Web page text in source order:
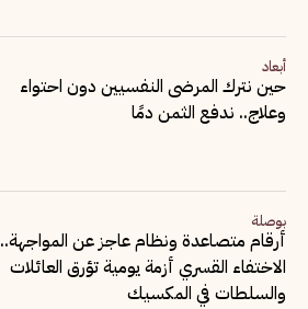
أبعاد
حين نترك المرضى النفسيين دون احتواء
وعلاج.. ندفع الثمن دمًا
بوصلة
أرقام متصاعدة ونظام عاجز عن المواجهة..
الاختفاء القسري أزمة يومية تؤرق العائلات
والسلطات في المكسيك